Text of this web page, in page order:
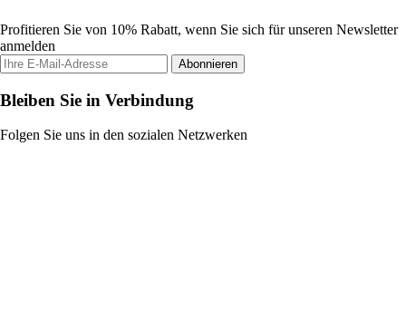
Profitieren Sie von 10% Rabatt, wenn Sie sich für unseren Newsletter
anmelden
Abonnieren
Bleiben Sie in Verbindung
Folgen Sie uns in den sozialen Netzwerken